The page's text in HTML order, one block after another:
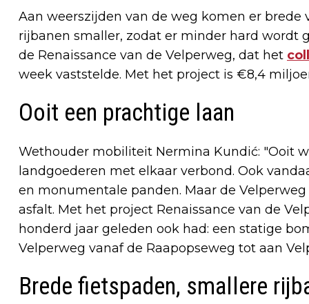
Aan weerszijden van de weg komen er
rijbanen smaller, zodat er minder hard wordt
de Renaissance van de Velperweg, dat het
week vaststelde. Met het project is €8,4
Ooit een prachtige laan
Wethouder mobiliteit Nermina Kundić: "Ooit
landgoederen met elkaar verbond. Ook
en monumentale panden. Maar de
asfalt. Met het project Renaissance van de
honderd jaar geleden ook had: een statige
Velperweg vanaf de Raapopseweg tot aan
Brede fietspaden, smallere